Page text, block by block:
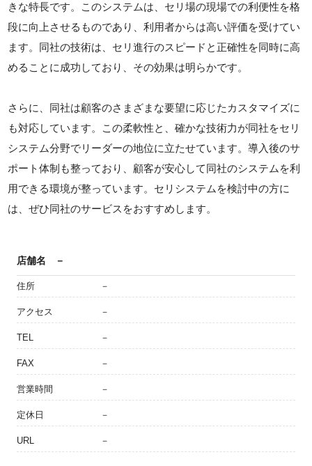
きな特長です。このシステムは、セリ場の現場での利便性を格
段に向上させるものであり、利用者からは高い評価を受けてい
ます。同社の技術は、セリ進行のスピードと正確性を同時に高
めることに成功しており、その効果は明らかです。
さらに、同社は顧客のさまざまな要望に応じたカスタマイズに
も対応しています。この柔軟性と、確かな技術力が同社をセリ
システム分野でリーダーの地位に立たせています。導入後のサ
ポート体制も整っており、顧客が安心して同社のシステムを利
用できる環境が整っています。セリシステムを検討中の方に
は、ぜひ同社のサービスをおすすめします。
店舗名 －
住所 －
アクセス －
TEL －
FAX －
営業時間 －
定休日 －
URL －